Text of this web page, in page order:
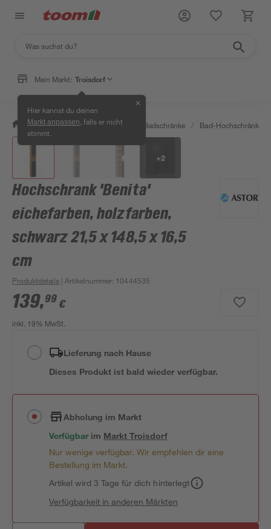
Mein Markt: Troisdorf
Hier kannst du deinen
Markt anpassen , falls er nicht
stimmt.
✕
/ Bad & Sanitär / Badmöbel Badschränke / Bad-Hochschränke
+2
Hochschrank 'Benita'
eichefarben, holzfarben,
schwarz 21,5 x 148,5 x 16,5
cm
Produktdetails | Artikelnummer: 10444535
139,99 €
inkl. 19% MwSt.
Lieferung nach Hause
Dieses Produkt ist bald wieder verfügbar.
Abholung im Markt
Verfügbar im MarktTroisdorf
Nur wenige verfügbar. Wir empfehlen dir eine
Bestellung im Markt.
Artikel wird 3 Tage für dich hinterlegt
Verfügbarkeit in anderen Märkten